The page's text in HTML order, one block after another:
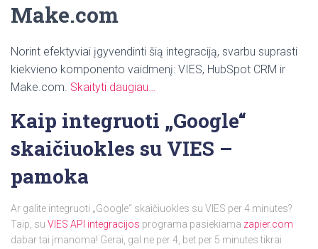
Make.com
Norint efektyviai įgyvendinti šią integraciją, svarbu suprasti
kiekvieno komponento vaidmenį: VIES, HubSpot CRM ir
Make.com. Skaityti daugiau…
Kaip integruoti „Google“
skaičiuokles su VIES –
pamoka
Ar galite integruoti „Google“ skaičiuokles su VIES per 4 minutes?
Taip, su VIES API integracijos programa pasiekiama zapier.com
dabar tai įmanoma! Gerai, gal ne per 4, bet per 5 minutes tikrai